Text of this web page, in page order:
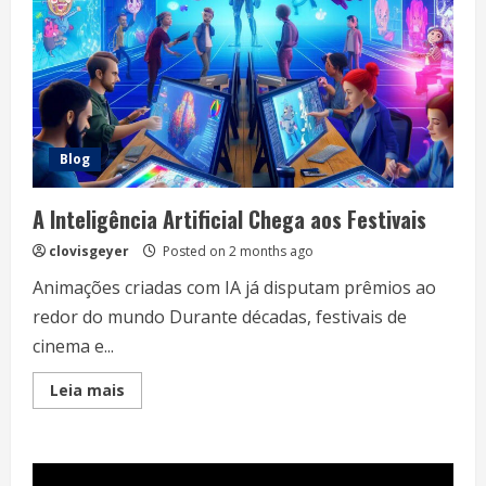
Blog
A Inteligência Artificial Chega aos Festivais
clovisgeyer Posted on 2 months ago
Animações criadas com IA já disputam prêmios ao
redor do mundo Durante décadas, festivais de
cinema e...
Leia mais
more
Artificial